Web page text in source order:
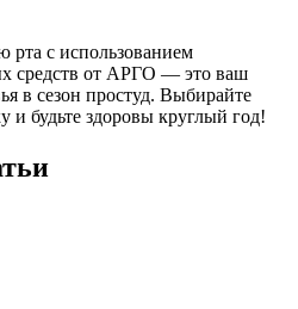
рта с использованием
средств от АРГО — это ваш
в сезон простуд. Выбирайте
и будьте здоровы круглый год!